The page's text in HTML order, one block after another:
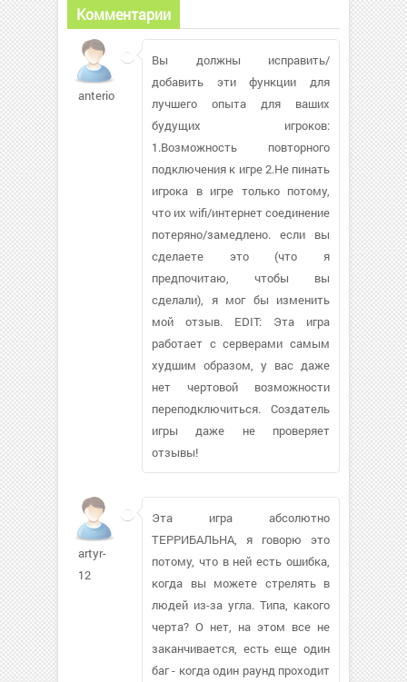
Комментарии
anterio
Вы должны исправить/
добавить эти функции для
лучшего опыта для ваших
будущих игроков:
1.Возможность повторного
подключения к игре 2.Не пинать
игрока в игре только потому,
что их wifi/интернет соединение
потеряно/замедлено. если вы
сделаете это (что я
предпочитаю, чтобы вы
сделали), я мог бы изменить
мой отзыв. EDIT: Эта игра
работает с серверами самым
худшим образом, у вас даже
нет чертовой возможности
переподключиться. Создатель
игры даже не проверяет
отзывы!
artyr-
12
Эта игра абсолютно
ТЕРРИБАЛЬНА, я говорю это
потому, что в ней есть ошибка,
когда вы можете стрелять в
людей из-за угла. Типа, какого
черта? О нет, на этом все не
заканчивается, есть еще один
баг - когда один раунд проходит